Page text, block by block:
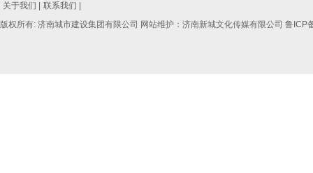
关于我们 |
联系我们 |
版权所有: 济南城市建设集团有限公司 网站维护：济南新城文化传媒有限公司 鲁ICP